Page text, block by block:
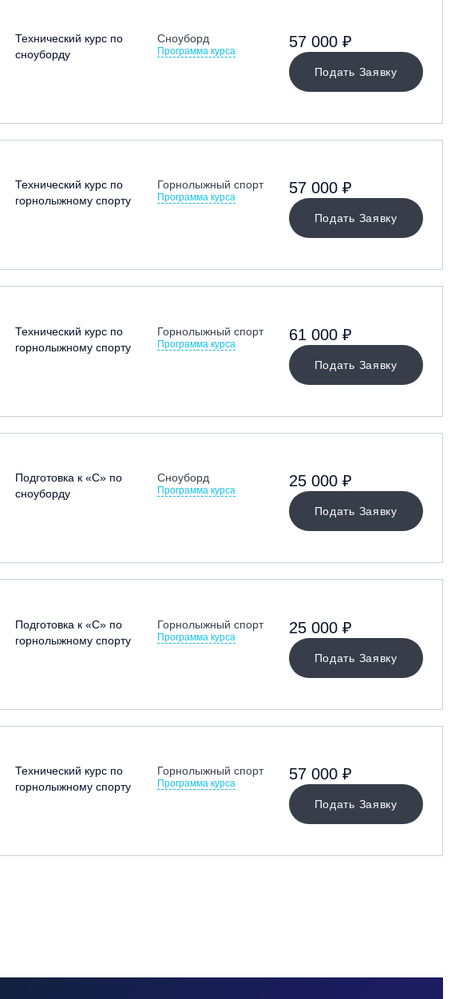
Технический курс по
сноуборду
Сноуборд
Программа курса
Подать Заявку
57 000 ₽
Технический курс по
горнолыжному спорту
Горнолыжный спорт
Программа курса
Подать Заявку
57 000 ₽
Технический курс по
горнолыжному спорту
Горнолыжный спорт
Программа курса
Подать Заявку
61 000 ₽
Подготовка к «С» по
сноуборду
Сноуборд
Программа курса
Подать Заявку
25 000 ₽
Подготовка к «С» по
горнолыжному спорту
Горнолыжный спорт
Программа курса
Подать Заявку
25 000 ₽
Технический курс по
горнолыжному спорту
Горнолыжный спорт
Программа курса
Подать Заявку
57 000 ₽